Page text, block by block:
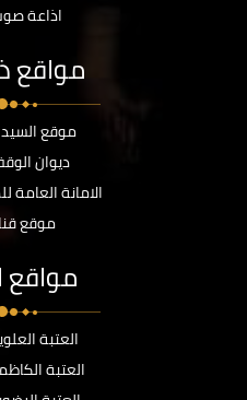
اذاعة
مواقع
موقع
ديوان
الامانة العامة
موقع
مواقع
العتبة
العتبة